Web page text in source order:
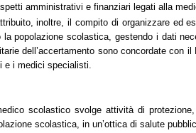
amministrativi e finanziari legati alla
inoltre, il compito di organizzare ed
la popolazione scolastica, gestendo i dati
dell’accertamento sono concordate con
e i medici specialisti.
scolastico svolge attività di
scolastica, in un’ottica di salute